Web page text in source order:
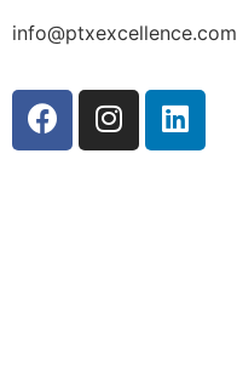
info@ptxexcellence.com